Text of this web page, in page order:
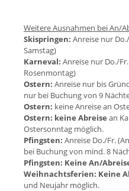
Weitere Ausnahmen bei An/
Skispringen: Anreise nur
Samstag)
Karneval: Anreise nur Do./
Rosenmontag)
Ostern: Anreise nur bis
nur bei Buchung von 9
Ostern: keine Anreise an
Ostern: keine Abreise an
Ostersonntag möglich.
Pfingsten: Anreise Do./Fr.
bei Buchung von mind. 8
Pfingsten: Keine An/
Weihnachtsferien: Keine
und Neujahr möglich.